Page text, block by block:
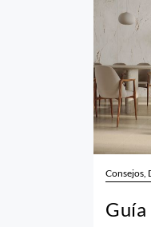
Consejos,